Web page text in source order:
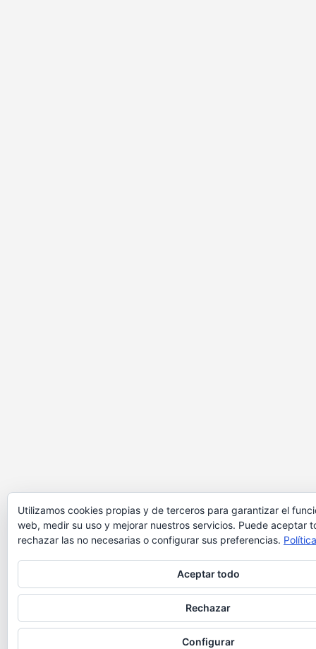
Utilizamos cookies propias y de terceros para garantizar el
web, medir su uso y mejorar nuestros servicios. Puede aceptar
rechazar las no necesarias o configurar sus preferencias.
Aceptar todo
Rechazar
Configurar